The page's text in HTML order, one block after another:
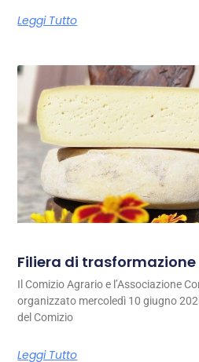
Leggi Tutto
Filiera di
Il Comizio Agrario e l’Associazione
organizzato mercoledì 10 giugno
del Comizio
Leggi Tutto